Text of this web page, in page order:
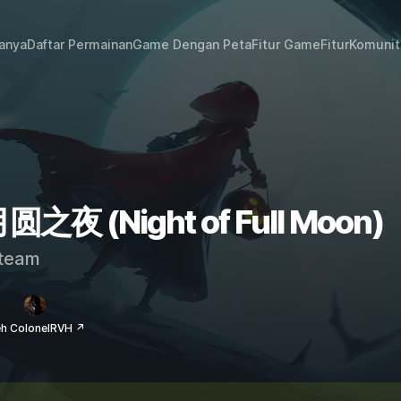
Daftar PermainanGame Dengan PetaFitur GameFitur
之夜 (Night of Full Moon)
ColonelRVH ↗